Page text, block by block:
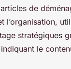
de
l’organisation,
stratégiques
le